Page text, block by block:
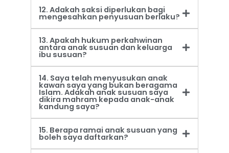
12. Adakah saksi diperlukan bagi
mengesahkan penyusuan berlaku?
13. Apakah hukum perkahwinan
antara anak susuan dan keluarga
ibu susuan?
14. Saya telah menyusukan anak
kawan saya yang bukan beragama
Islam. Adakah anak susuan saya
dikira mahram kepada anak-anak
kandung saya?
15. Berapa ramai anak susuan yang
boleh saya daftarkan?